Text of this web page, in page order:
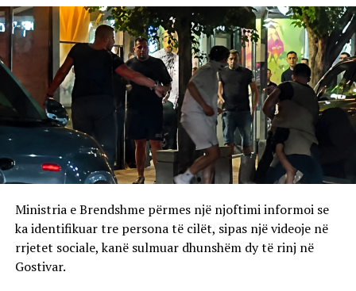
Ministria e Brendshme përmes një njoftimi informoi se
ka identifikuar tre persona të cilët, sipas një videoje në
rrjetet sociale, kanë sulmuar dhunshëm dy të rinj në
Gostivar.